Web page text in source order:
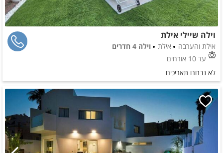
וילה שיילי אילת
אילת והערבה אילת
וילה 4 חדרים
עד 10 אורחים
לא נבחרו תאריכים